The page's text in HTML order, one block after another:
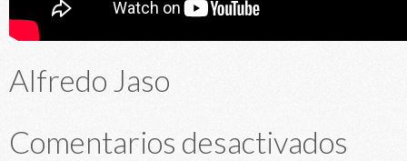
Alfredo Jaso
Comentarios desactivados